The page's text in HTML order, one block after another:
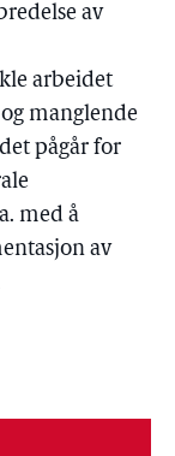
av
arbeidet
manglende
pågår for
med å
av